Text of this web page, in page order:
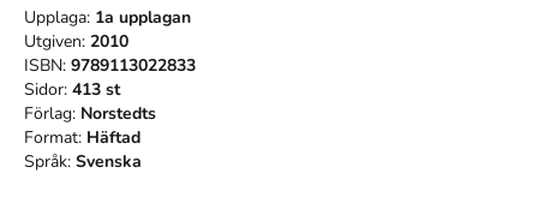
Upplaga: 1a upplagan
Utgiven: 2010
ISBN: 9789113022833
Sidor: 413 st
Förlag: Norstedts
Format: Häftad
Språk: Svenska